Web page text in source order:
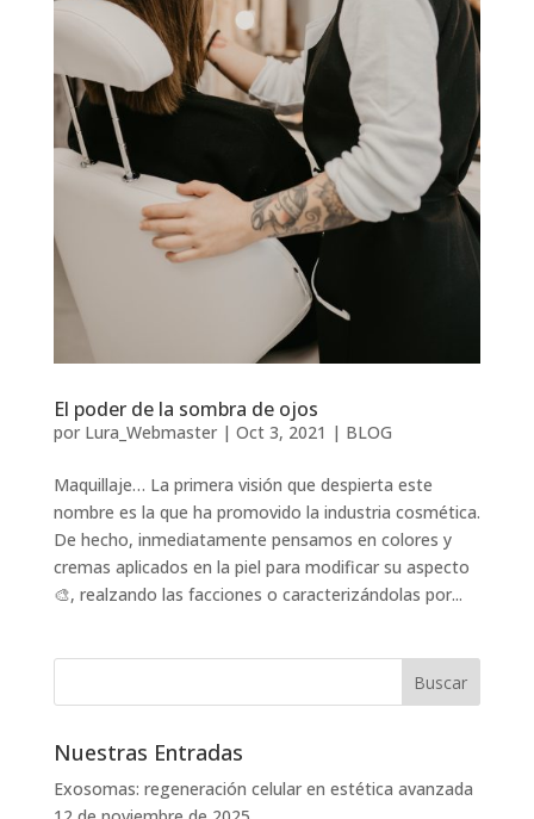
El poder de la sombra de ojos
por Lura_Webmaster| Oct 3, 2021 | BLOG
Maquillaje… La primera visión que despierta este
nombre es la que ha promovido la industria cosmética.
De hecho, inmediatamente pensamos en colores y
cremas aplicados en la piel para modificar su aspecto
🎨, realzando las facciones o caracterizándolas por...
Nuestras Entradas
Exosomas: regeneración celular en estética avanzada